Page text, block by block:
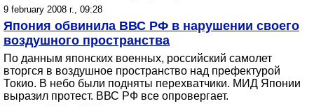
9 february 2008 г., 09:28
Япония обвинила ВВС РФ в нарушении своего
воздушного пространства
По данным японских военных, российский самолет
вторгся в воздушное пространство над префектурой
Токио. В небо были подняты перехватчики. МИД Японии
выразил протест. ВВС РФ все опровергает.